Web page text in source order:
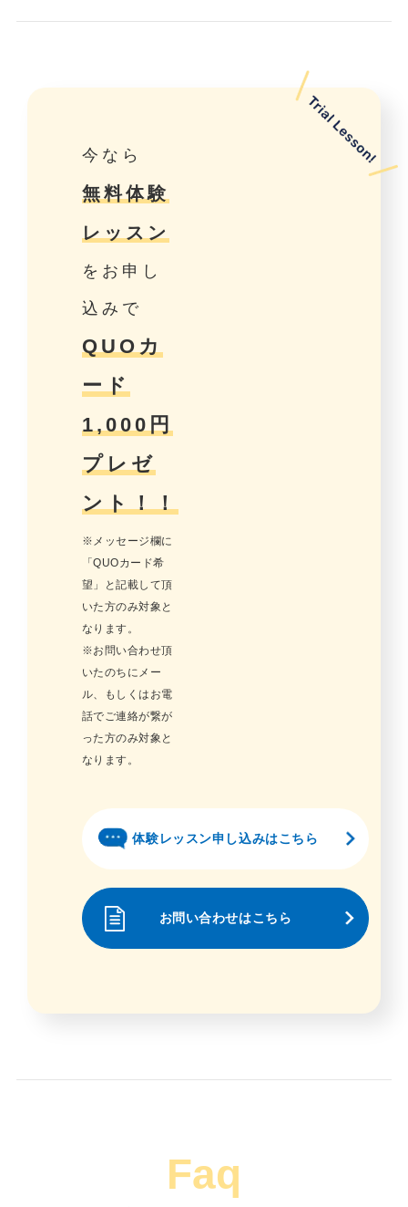
今なら
無料体験
レッスン
をお申し
込みで
QUOカ
ード
1,000円
プレゼ
ント！！
※メッセージ欄に
「QUOカード希
望」と記載して頂
いた方のみ対象と
なります。
※お問い合わせ頂
いたのちにメー
ル、もしくはお電
話でご連絡が繋が
った方のみ対象と
なります。
体験レッスン申し込みはこちら
お問い合わせはこちら
Faq